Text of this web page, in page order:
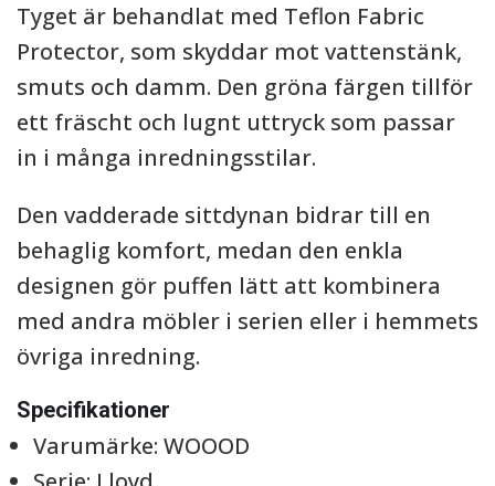
Tyget är behandlat med Teflon Fabric
Protector, som skyddar mot vattenstänk,
smuts och damm. Den gröna färgen tillför
ett fräscht och lugnt uttryck som passar
in i många inredningsstilar.
Den vadderade sittdynan bidrar till en
behaglig komfort, medan den enkla
designen gör puffen lätt att kombinera
med andra möbler i serien eller i hemmets
övriga inredning.
Specifikationer
Varumärke: WOOOD